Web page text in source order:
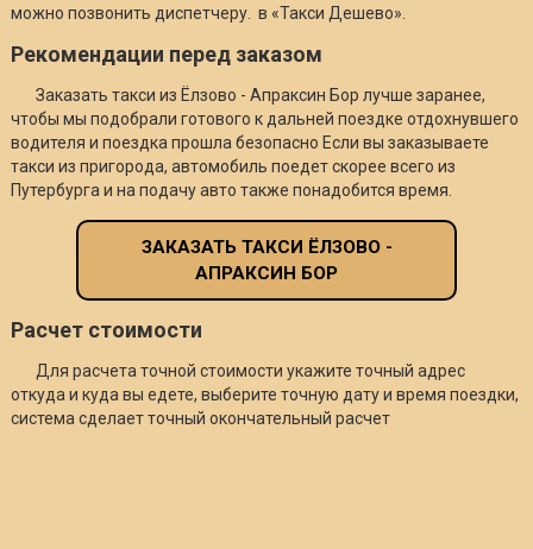
можно позвонить диспетчеру. в «Такси Дешево».
Рекомендации перед заказом
Заказать такси из Ёлзово - Апраксин Бор лучше заранее,
чтобы мы подобрали готового к дальней поездке отдохнувшего
водителя и поездка прошла безопасно Если вы заказываете
такси из пригорода, автомобиль поедет скорее всего из
Путербурга и на подачу авто также понадобится время.
ЗАКАЗАТЬ ТАКСИ ЁЛЗОВО -
АПРАКСИН БОР
Расчет стоимости
Для расчета точной стоимости укажите точный адрес
откуда и куда вы едете, выберите точную дату и время поездки,
система сделает точный окончательный расчет